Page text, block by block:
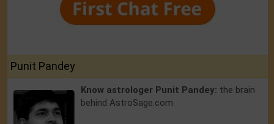
Punit Pandey
Know astrologer Punit Pandey: the brain
behind AstroSage.com